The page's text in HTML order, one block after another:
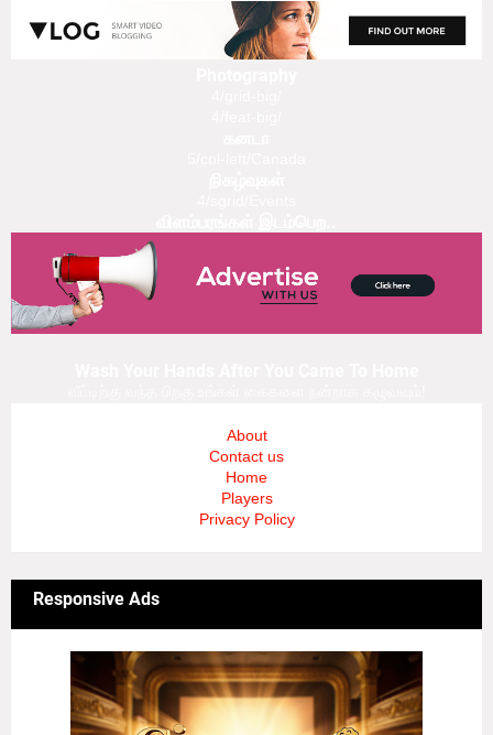
About
Contact us
Home
Players
Privacy Policy
Responsive Ads